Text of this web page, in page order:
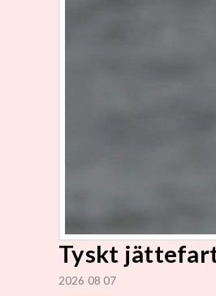
Tyskt
2026 08 07